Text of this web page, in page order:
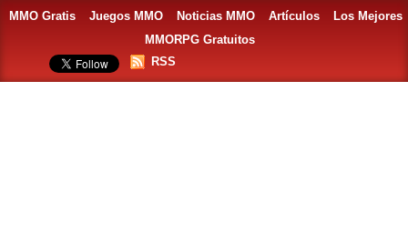
MMO Gratis Juegos MMO Noticias MMO Artículos
Los Mejores
MMORPG Gratuitos
RSS